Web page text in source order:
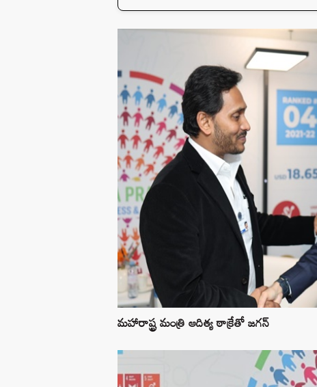
మహారాష్ట్ర మంత్రి ఆదిత్య ఠాక్రేతో జగన్